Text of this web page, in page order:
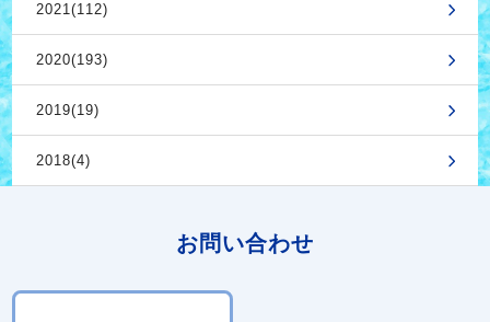
2021(112)
2020(193)
2019(19)
2018(4)
お問い合わせ